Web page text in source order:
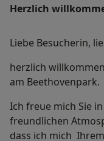
Herzlich
Liebe Besucherin,
herzlich
am Beethovenpark.
Ich freue mich Sie
freundlichen
dass ich mich